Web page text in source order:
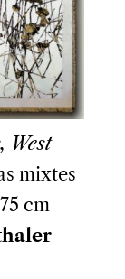
West
mixtes
cm